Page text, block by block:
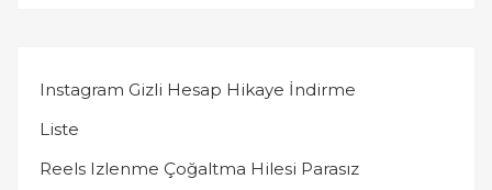
Instagram Gizli Hesap Hikaye İndirme
Liste
Reels Izlenme Çoğaltma Hilesi Parasız